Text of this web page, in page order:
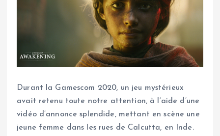
Durant la Gamescom 2020, un jeu mystérieux
avait retenu toute notre attention, à l’aide d’une
vidéo d’annonce splendide, mettant en scène une
jeune femme dans les rues de Calcutta, en Inde.